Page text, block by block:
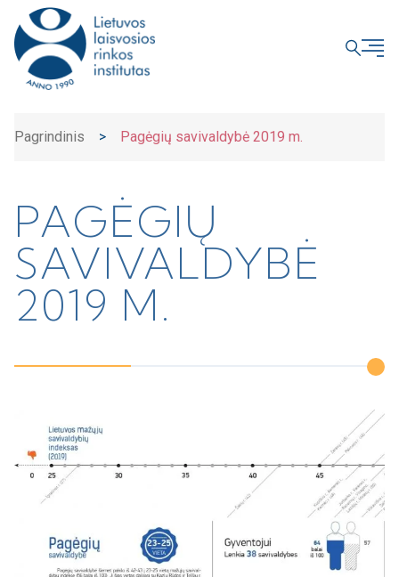
Pagrindinis > Pagėgių savivaldybė 2019 m.
PAGĖGIŲ
SAVIVALDYBĖ
2019 M.
UŽDARYTI